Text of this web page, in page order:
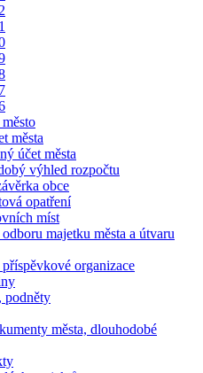
města
účet města
výhled rozpočtu
obce
opatření
míst
majetku města a útvaru
organizace
podněty
města, dlouhodobé